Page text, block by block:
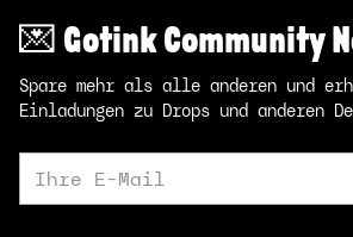
💌 Gotink Community
Spare mehr als alle anderen und
Einladungen zu Drops und anderen
E-